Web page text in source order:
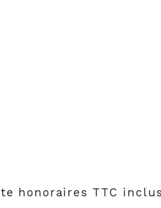
honoraires TTC inclus